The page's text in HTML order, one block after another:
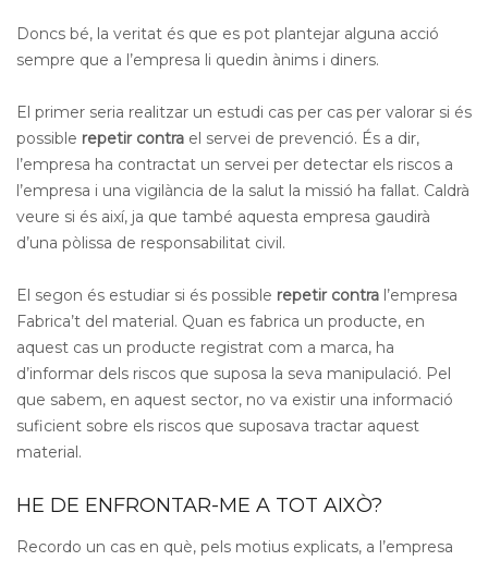
Doncs bé, la veritat és que es pot plantejar alguna acció
sempre que a l’empresa li quedin ànims i diners.
El primer seria realitzar un estudi cas per cas per valorar si és
possible repetir contra el servei de prevenció. És a dir,
l’empresa ha contractat un servei per detectar els riscos a
l’empresa i una vigilància de la salut la missió ha fallat. Caldrà
veure si és així, ja que també aquesta empresa gaudirà
d’una pòlissa de responsabilitat civil.
El segon és estudiar si és possible repetir contra l’empresa
Fabrica’t del material. Quan es fabrica un producte, en
aquest cas un producte registrat com a marca, ha
d’informar dels riscos que suposa la seva manipulació. Pel
que sabem, en aquest sector, no va existir una informació
suficient sobre els riscos que suposava tractar aquest
material.
HE DE ENFRONTAR-ME A TOT AIXÒ?
Recordo un cas en què, pels motius explicats, a l’empresa